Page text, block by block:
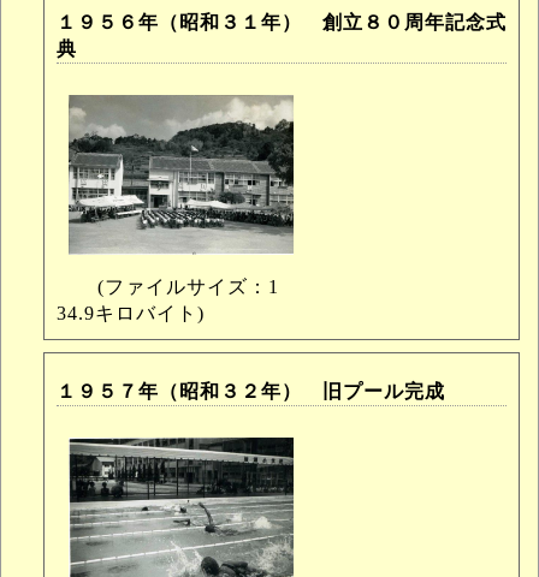
１９５６年（昭和３１年） 創立８０周年記念式
典
(ファイルサイズ：1
34.9キロバイト)
１９５７年（昭和３２年） 旧プール完成